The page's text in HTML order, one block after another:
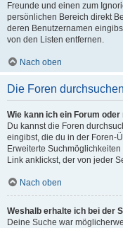
Freunde und einen zum
persönlichen Bereich direkt
deren Benutzernamen
von den Listen entfernen.
Nach oben
Die Foren durchsuchen
Wie kann ich ein Forum
Du kannst die Foren
eingibst, die du in der Foren-
Erweiterte
Link anklickst, der von jeder
Nach oben
Weshalb erhalte ich bei der
Deine Suche war